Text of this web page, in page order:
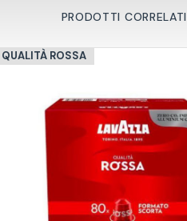
PRODOTTI CORRELATI
QUALITÀ ROSSA